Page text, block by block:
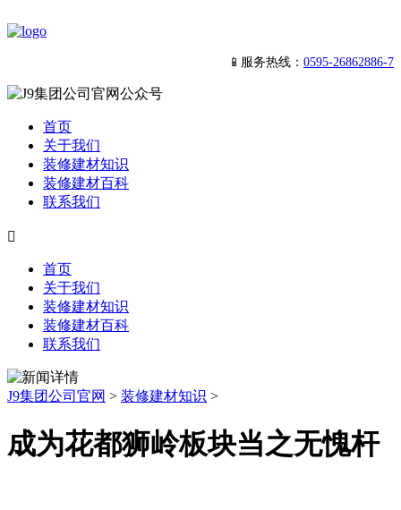
📱服务热线： 0595-26862886-7
首页
关于我们
装修建材知识
装修建材百科
联系我们

首页
关于我们
装修建材知识
装修建材百科
联系我们
J9集团公司官网 > 装修建材知识 >
成为花都狮岭板块当之无愧杆